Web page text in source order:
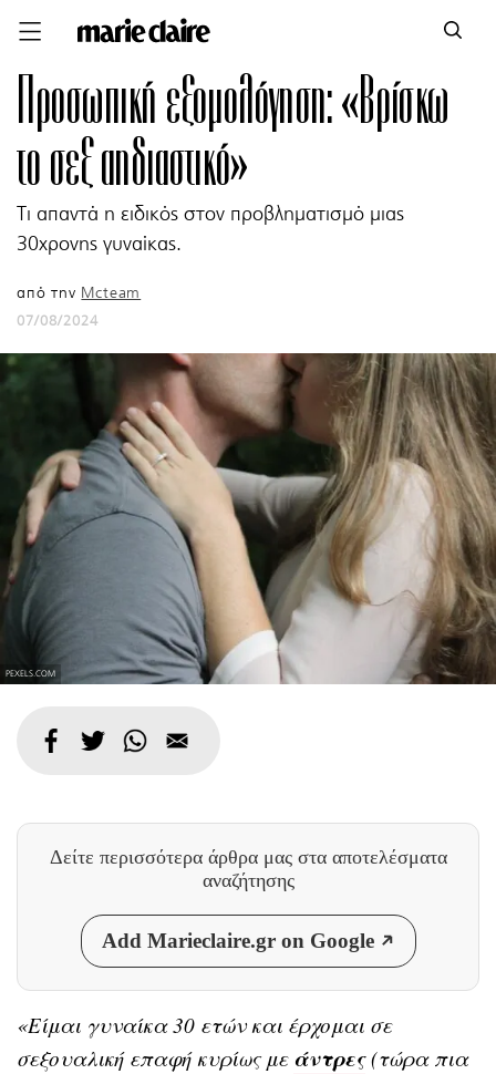
Προσωπική εξομολόγηση: «Βρίσκω
το σεξ αηδιαστικό»
Τι απαντά η ειδικός στον προβληματισμό μιας
30χρονης γυναίκας.
από την Mcteam
07/08/2024
PEXELS.COM
Δείτε περισσότερα άρθρα μας στα αποτελέσματα
αναζήτησης
Add Marieclaire.gr on Google
«Είμαι γυναίκα 30 ετών και έρχομαι σε
σεξουαλική επαφή κυρίως με άντρες(τώρα πια